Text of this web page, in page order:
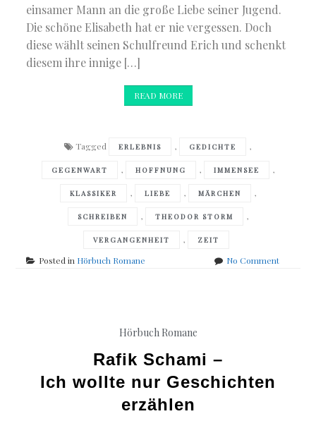
einsamer Mann an die große Liebe seiner Jugend.
Die schöne Elisabeth hat er nie vergessen. Doch
diese wählt seinen Schulfreund Erich und schenkt
diesem ihre innige […]
READ MORE
Tagged ERLEBNIS , GEDICHTE ,
GEGENWART , HOFFNUNG , IMMENSEE ,
KLASSIKER , LIEBE , MÄRCHEN ,
SCHREIBEN , THEODOR STORM ,
VERGANGENHEIT , ZEIT
Posted in Hörbuch Romane No Commenton
Hörbuch Romane
Rafik Schami –
Ich wollte nur Geschichten
erzählen